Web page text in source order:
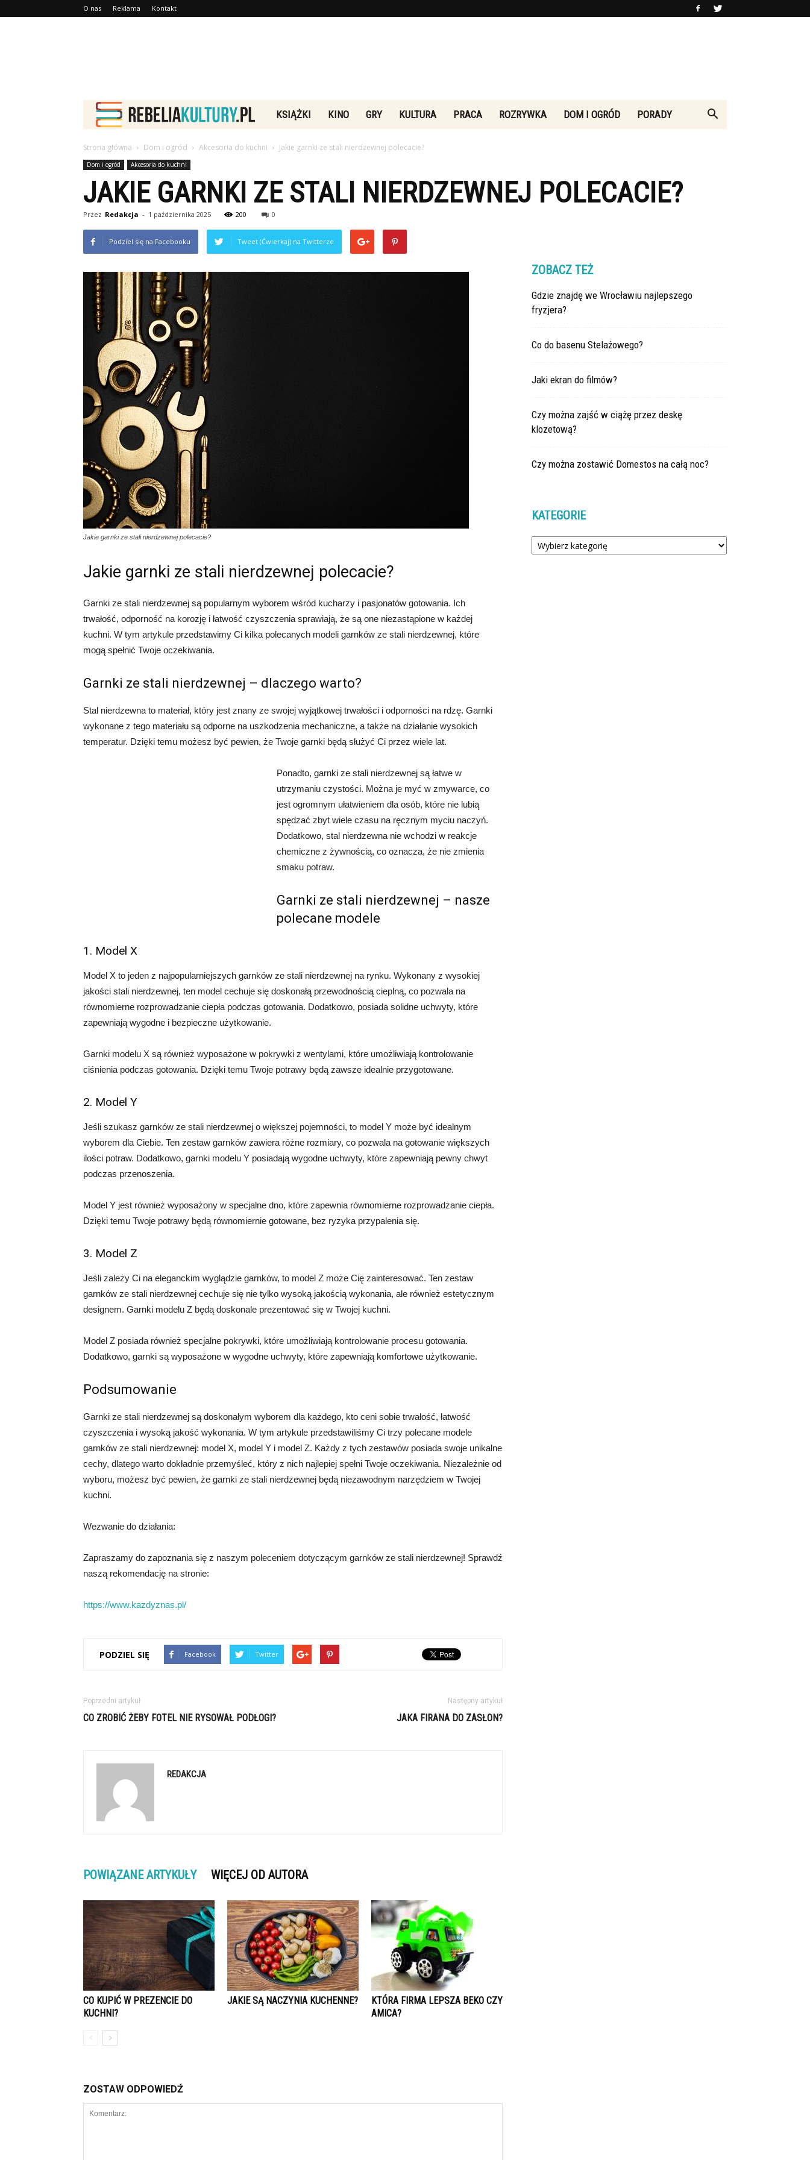
O nas Reklama Kontakt
Rebeliakultury.pl
KSIĄŻKI KINO GRY KULTURA PRACA ROZRYWKA DOM I OGRÓD PORADY
Strona główna Dom i ogród Akcesoria do kuchni Jakie garnki ze stali nierdzewnej polecacie?
Dom i ogród Akcesoria do kuchni
JAKIE GARNKI ZE STALI NIERDZEWNEJ POLECACIE?
Przez Redakcja - 1 października 2025 200 0
Podziel się na Facebooku Tweet (Ćwierkaj) na Twitterze
Jakie garnki ze stali nierdzewnej polecacie?
Jakie garnki ze stali nierdzewnej polecacie?
Garnki ze stali nierdzewnej są popularnym wyborem wśród kucharzy i pasjonatów gotowania. Ich
trwałość, odporność na korozję i łatwość czyszczenia sprawiają, że są one niezastąpione w każdej
kuchni. W tym artykule przedstawimy Ci kilka polecanych modeli garnków ze stali nierdzewnej, które
mogą spełnić Twoje oczekiwania.
Garnki ze stali nierdzewnej – dlaczego warto?
Stal nierdzewna to materiał, który jest znany ze swojej wyjątkowej trwałości i odporności na rdzę. Garnki
wykonane z tego materiału są odporne na uszkodzenia mechaniczne, a także na działanie wysokich
temperatur. Dzięki temu możesz być pewien, że Twoje garnki będą służyć Ci przez wiele lat.
Ponadto, garnki ze stali nierdzewnej są łatwe w
utrzymaniu czystości. Można je myć w zmywarce, co
jest ogromnym ułatwieniem dla osób, które nie lubią
spędzać zbyt wiele czasu na ręcznym myciu naczyń.
Dodatkowo, stal nierdzewna nie wchodzi w reakcje
chemiczne z żywnością, co oznacza, że nie zmienia
smaku potraw.
Garnki ze stali nierdzewnej – nasze
polecane modele
1. Model X
Model X to jeden z najpopularniejszych garnków ze stali nierdzewnej na rynku. Wykonany z wysokiej
jakości stali nierdzewnej, ten model cechuje się doskonałą przewodnością cieplną, co pozwala na
równomierne rozprowadzanie ciepła podczas gotowania. Dodatkowo, posiada solidne uchwyty, które
zapewniają wygodne i bezpieczne użytkowanie.
Garnki modelu X są również wyposażone w pokrywki z wentylami, które umożliwiają kontrolowanie
ciśnienia podczas gotowania. Dzięki temu Twoje potrawy będą zawsze idealnie przygotowane.
2. Model Y
Jeśli szukasz garnków ze stali nierdzewnej o większej pojemności, to model Y może być idealnym
wyborem dla Ciebie. Ten zestaw garnków zawiera różne rozmiary, co pozwala na gotowanie większych
ilości potraw. Dodatkowo, garnki modelu Y posiadają wygodne uchwyty, które zapewniają pewny chwyt
podczas przenoszenia.
Model Y jest również wyposażony w specjalne dno, które zapewnia równomierne rozprowadzanie ciepła.
Dzięki temu Twoje potrawy będą równomiernie gotowane, bez ryzyka przypalenia się.
3. Model Z
Jeśli zależy Ci na eleganckim wyglądzie garnków, to model Z może Cię zainteresować. Ten zestaw
garnków ze stali nierdzewnej cechuje się nie tylko wysoką jakością wykonania, ale również estetycznym
designem. Garnki modelu Z będą doskonale prezentować się w Twojej kuchni.
Model Z posiada również specjalne pokrywki, które umożliwiają kontrolowanie procesu gotowania.
Dodatkowo, garnki są wyposażone w wygodne uchwyty, które zapewniają komfortowe użytkowanie.
Podsumowanie
Garnki ze stali nierdzewnej są doskonałym wyborem dla każdego, kto ceni sobie trwałość, łatwość
czyszczenia i wysoką jakość wykonania. W tym artykule przedstawiliśmy Ci trzy polecane modele
garnków ze stali nierdzewnej: model X, model Y i model Z. Każdy z tych zestawów posiada swoje unikalne
cechy, dlatego warto dokładnie przemyśleć, który z nich najlepiej spełni Twoje oczekiwania. Niezależnie od
wyboru, możesz być pewien, że garnki ze stali nierdzewnej będą niezawodnym narzędziem w Twojej
kuchni.
Wezwanie do działania:
Zapraszamy do zapoznania się z naszym poleceniem dotyczącym garnków ze stali nierdzewnej! Sprawdź
naszą rekomendację na stronie:
https://www.kazdyznas.pl/
PODZIEL SIĘ Facebook Twitter
Poprzedni artykuł
CO ZROBIĆ ŻEBY FOTEL NIE RYSOWAŁ PODŁOGI?
Następny artykuł
JAKA FIRANA DO ZASŁON?
REDAKCJA
POWIĄZANE ARTYKUŁY WIĘCEJ OD AUTORA
CO KUPIĆ W PREZENCIE DO
KUCHNI?
JAKIE SĄ NACZYNIA KUCHENNE?
KTÓRA FIRMA LEPSZA BEKO CZY
AMICA?
ZOSTAW ODPOWIEDŹ
ZOBACZ TEŻ
Gdzie znajdę we Wrocławiu najlepszego
fryzjera?
Co do basenu Stelażowego?
Jaki ekran do filmów?
Czy można zajść w ciążę przez deskę
klozetową?
Czy można zostawić Domestos na całą noc?
KATEGORIE
Kategorie